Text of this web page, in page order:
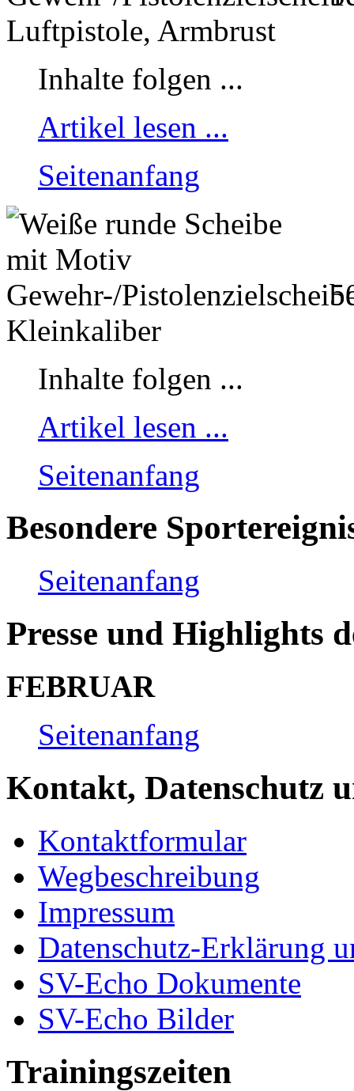
Luftpistole, Armbrust
Inhalte folgen ...
Artikel lesen ...
Seitenanfang
Kleinkaliber
Inhalte folgen ...
Artikel lesen ...
Seitenanfang
Besondere
Seitenanfang
Presse und Highlights
FEBRUAR
Seitenanfang
Kontakt, Datenschutz
Kontaktformular
Wegbeschreibung
Impressum
Datenschutz-Erklärung
SV-Echo Dokumente
SV-Echo Bilder
Trainingszeiten